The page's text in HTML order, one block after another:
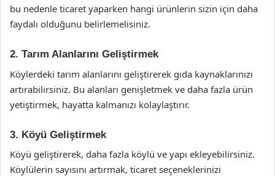
bu nedenle ticaret yaparken hangi ürünlerin sizin için daha
faydalı olduğunu belirlemelisiniz.
2. Tarım Alanlarını Geliştirmek
Köylerdeki tarım alanlarını geliştirerek gıda kaynaklarınızı
artırabilirsiniz. Bu alanları genişletmek ve daha fazla ürün
yetiştirmek, hayatta kalmanızı kolaylaştırır.
3. Köyü Geliştirmek
Köyü geliştirerek, daha fazla köylü ve yapı ekleyebilirsiniz.
Köylülerin sayısını artırmak, ticaret seçeneklerinizi